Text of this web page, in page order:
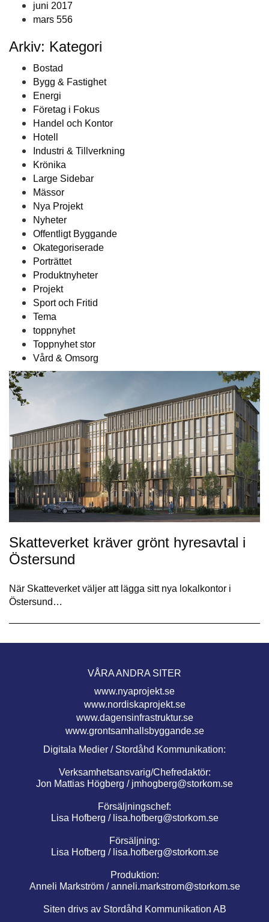
juni 2017
mars 556
Arkiv: Kategori
Bostad
Bygg & Fastighet
Energi
Företag i Fokus
Handel och Kontor
Hotell
Industri & Tillverkning
Krönika
Large Sidebar
Mässor
Nya Projekt
Nyheter
Offentligt Byggande
Okategoriserade
Porträttet
Produktnyheter
Projekt
Sport och Fritid
Tema
toppnyhet
Toppnyhet stor
Vård & Omsorg
Skatteverket kräver grönt hyresavtal i
Östersund
När Skatteverket väljer att lägga sitt nya lokalkontor i
Östersund…
VÅRA ANDRA SITER
www.nyaprojekt.se
www.nordiskaprojekt.se
www.dagensinfrastruktur.se
www.grontsamhallsbyggande.se
Digitala Medier / Stordåhd Kommunikation:
Verksamhetsansvarig/Chefredaktör:
Jon Mattias Högberg / jmhogberg@storkom.se
Försäljningschef:
Lisa Hofberg / lisa.hofberg@storkom.se
Försäljning:
Lisa Hofberg / lisa.hofberg@storkom.se
Produktion:
Anneli Markström /anneli.markstrom@storkom.se
Siten drivs av Stordåhd Kommunikation AB